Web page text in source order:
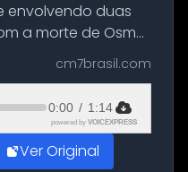
envolvendo duas
a morte de Osmar
anos, no município
no interior do
n...
cm7brasil.com
0:00 / 1:14
powered by VOICEXPRESS
Ver Original